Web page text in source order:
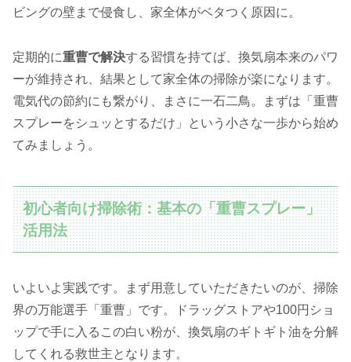
ビングの壁まで侵食し、家全体がベタつく原因に。
定期的に重曹で解決する習慣を持てば、換気扇本来のパワ
ーが維持され、結果として家全体の掃除が楽になります。
電気代の節約にも繋がり、まさに一石二鳥。まずは「重曹
スプレーをシュッとするだけ」という小さな一歩から始め
てみましょう。
初心者向け掃除術：基本の「重曹スプレー」
活用法
いよいよ実践です。まず用意していただきたいのが、掃除
界の万能選手「重曹」です。ドラッグストアや100円ショ
ップで手に入るこの白い粉が、換気扇のギトギト油を分解
してくれる救世主となります。